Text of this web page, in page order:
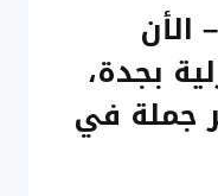
بجدة،
جملة في